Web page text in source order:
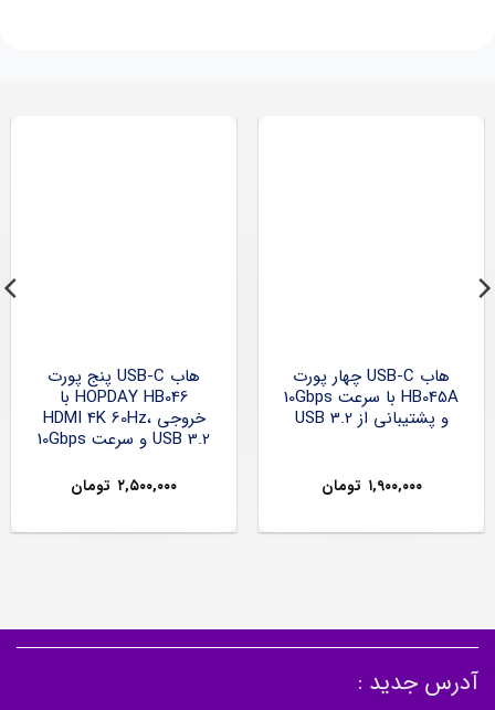
هاب USB-C چهار پورت
HB045A با سرعت 10Gbps
و پشتیبانی از USB 3.2
۱,۹۰۰,۰۰۰ تومان
هاب USB-C پنج پورت
HOPDAY HB046 با
خروجی HDMI 4K 60Hz،
USB 3.2 و سرعت 10Gbps
۲,۵۰۰,۰۰۰ تومان
آدرس جدید :